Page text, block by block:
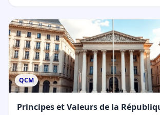
QCM
Principes et Valeurs de la